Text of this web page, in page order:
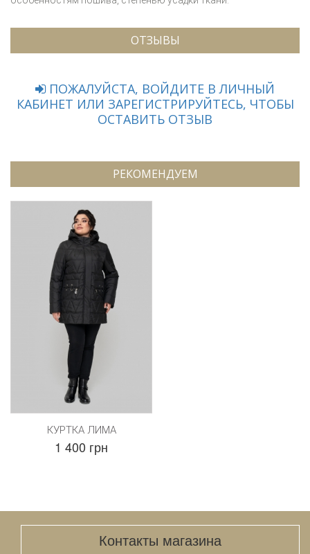
ОТЗЫВЫ
ПОЖАЛУЙСТА, ВОЙДИТЕ В ЛИЧНЫЙ
КАБИНЕТ ИЛИ ЗАРЕГИСТРИРУЙТЕСЬ, ЧТОБЫ
ОСТАВИТЬ ОТЗЫВ
РЕКОМЕНДУЕМ
КУРТКА ЛИМА
1 400 грн
Контакты магазина